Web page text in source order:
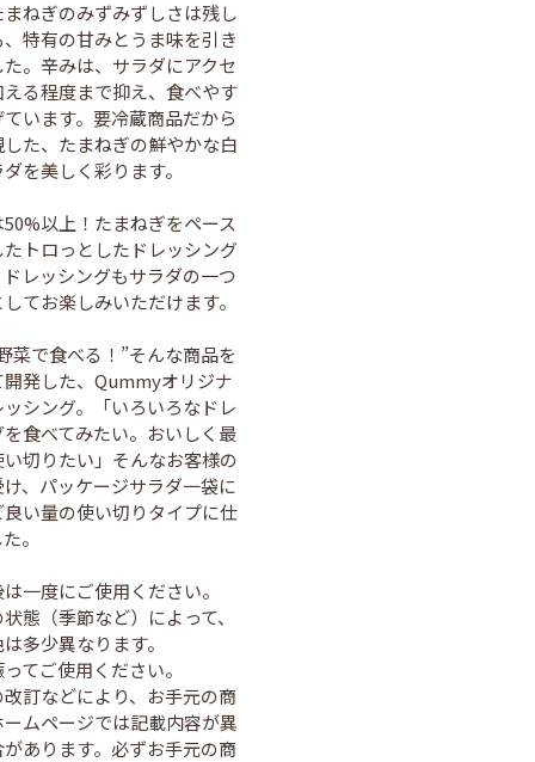
ねぎのみずみずしさは残し
、特有の甘みとうま味を引き
。辛みは、サラダにアクセ
える程度まで抑え、食べやす
ています。要冷蔵商品だから
した、たまねぎの鮮やかな白
を美しく彩ります。
以上！たまねぎをペース
たトロっとしたドレッシング
ドレッシングもサラダの一つ
てお楽しみいただけます。
菜で食べる！”そんな商品を
開発した、Qummyオリジナ
ッシング。「いろいろなドレ
を食べてみたい。おいしく最
切りたい」そんなお客様の
け、パッケージサラダ一袋に
良い量の使い切りタイプに仕
。
一度にご使用ください。
態（季節など）によって、
多少異なります。
てご使用ください。
訂などにより、お手元の商
ムページでは記載内容が異
があります。必ずお手元の商